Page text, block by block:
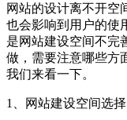
网站的设计离不开空
也会影响到用户的使
是网站建设空间不完
做，需要注意哪些方
我们来看一下。
1、网站建设空间选择